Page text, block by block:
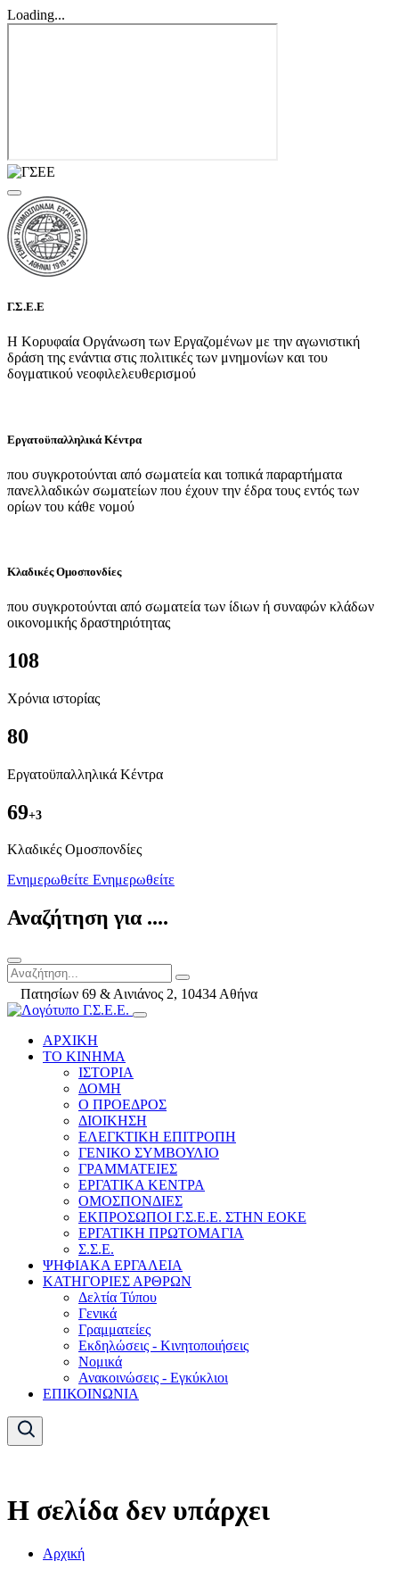
Loading...
Γ.Σ.Ε.Ε
Η Κορυφαία Οργάνωση των Εργαζομένων με την αγωνιστική
δράση της ενάντια στις πολιτικές των μνημονίων και του
δογματικού νεοφιλελευθερισμού
Εργατοϋπαλληλικά Κέντρα
που συγκροτούνται από σωματεία και τοπικά παραρτήματα
πανελλαδικών σωματείων που έχουν την έδρα τους εντός των
ορίων του κάθε νομού
Κλαδικές Ομοσπονδίες
που συγκροτούνται από σωματεία των ίδιων ή συναφών κλάδων
οικονομικής δραστηριότητας
108
Χρόνια ιστορίας
80
Εργατοϋπαλληλικά Κέντρα
69+3
Kλαδικές Ομοσπονδίες
Ενημερωθείτε Ενημερωθείτε
Αναζήτηση για ....
Πατησίων 69 & Αινιάνος 2, 10434 Αθήνα
ΑΡΧΙΚΗ
ΤΟ ΚΙΝΗΜΑ
ΙΣΤΟΡΙΑ
ΔΟΜΗ
Ο ΠΡΟΕΔΡΟΣ
ΔΙΟΙΚΗΣΗ
ΕΛΕΓΚΤΙΚΗ ΕΠΙΤΡΟΠΗ
ΓΕΝΙΚΟ ΣΥΜΒΟΥΛΙΟ
ΓΡΑΜΜΑΤΕΙΕΣ
ΕΡΓΑΤΙΚΑ ΚΕΝΤΡΑ
ΟΜΟΣΠΟΝΔΙΕΣ
ΕΚΠΡΟΣΩΠΟΙ Γ.Σ.Ε.Ε. ΣΤΗΝ ΕΟΚΕ
ΕΡΓΑΤΙΚΗ ΠΡΩΤΟΜΑΓΙΑ
Σ.Σ.Ε.
ΨΗΦΙΑΚΑ ΕΡΓΑΛΕΙΑ
ΚΑΤΗΓΟΡΙΕΣ ΑΡΘΡΩΝ
Δελτία Τύπου
Γενικά
Γραμματείες
Εκδηλώσεις - Κινητοποιήσεις
Νομικά
Ανακοινώσεις - Εγκύκλιοι
ΕΠΙΚΟΙΝΩΝΙΑ
Η σελίδα δεν υπάρχει
Αρχική